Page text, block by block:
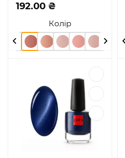
Колір
192.00 ₴